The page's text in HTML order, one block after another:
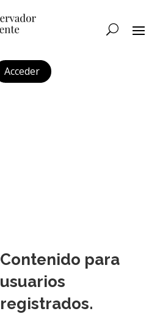
Acceder
Contenido para
usuarios
registrados.